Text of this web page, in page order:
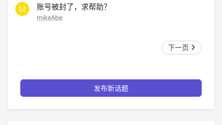
账号被封了，求帮助？
mikeAbe
下一页
发布新话题